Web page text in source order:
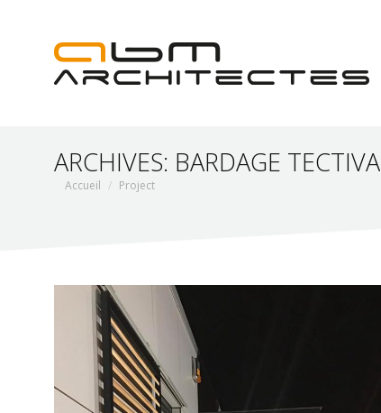
ARCHIVES: BARDAGE TECTIVA
Vous êtes ici :
Accueil Project